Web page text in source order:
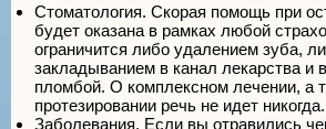
Стоматология. Скорая помощь при
будет оказана в рамках любой
ограничится либо удалением зуба,
закладыванием в канал лекарства и
пломбой. О комплексном лечении, а
протезировании речь не идет никогда.
Заболевания. Если вы отравились